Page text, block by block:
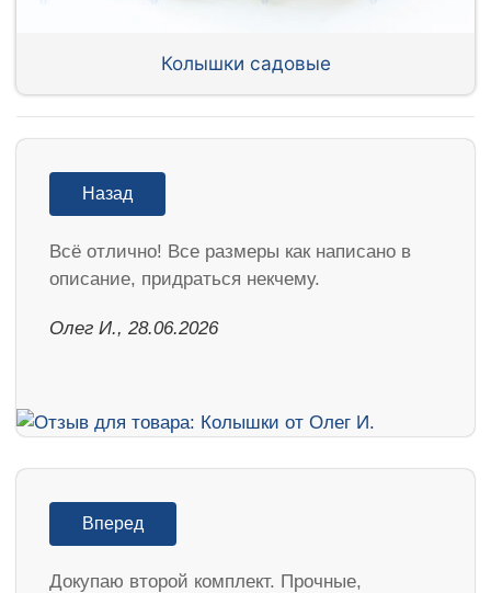
Колышки садовые
Назад
Всё отлично! Все размеры как написано в
описание, придраться некчему.
Олег И., 28.06.2026
Вперед
Докупаю второй комплект. Прочные,